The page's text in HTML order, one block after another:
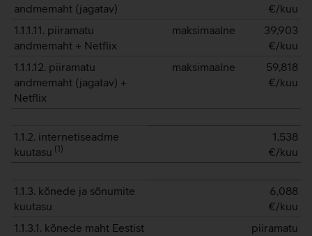
andmemaht (jagatav)
€/kuu
1.1.1.11. piiramatu
andmemaht + Netflix
maksimaalne
39,903
€/kuu
1.1.1.12. piiramatu
andmemaht (jagatav) +
Netflix
maksimaalne
59,818
€/kuu
1.1.2. internetiseadme
kuutasu (1 )
1,538
€/kuu
1.1.3. kõnede ja sõnumite
kuutasu
6,088
€/kuu
1.1.3.1. kõnede maht Eestist
piiramatu